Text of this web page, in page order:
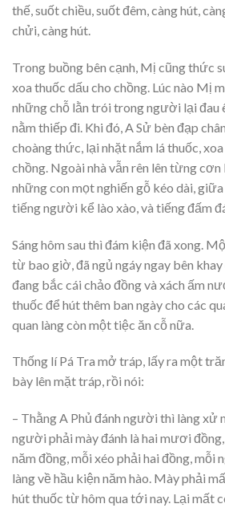
thế, suốt chiều, suốt đêm, càng hút,
chửi, càng hút.
Trong buồng bên cạnh, Mị cũng thức
xoa thuốc dấu cho chồng. Lúc nào Mị
những chỗ lằn trói trong người lại đau
nằm thiếp đi. Khi đó, A Sử bèn đạp
choàng thức, lại nhặt nắm lá thuốc,
chồng. Ngoài nhà vẫn rên lên từng
những con mọt nghiến gỗ kéo dài,
tiếng người kể lào xào, và tiếng đấm
Sáng hôm sau thì đám kiện đã xong.
từ bao giờ, đã ngủ ngáy ngay bên khay
đang bắc cái chảo đồng và xách ấm
thuốc để hút thêm ban ngày cho các
quan làng còn một tiệc ăn cỗ nữa.
Thống lí Pá Tra mở tráp, lấy ra một
bày lên mặt tráp, rồi nói:
– Thằng A Phủ đánh người thì làng xử
người phải mày đánh là hai mươi
năm đồng, mỗi xéo phải hai đồng, mỗi
làng về hầu kiện năm hào. Mày phải
hút thuốc từ hôm qua tới nay. Lại mất